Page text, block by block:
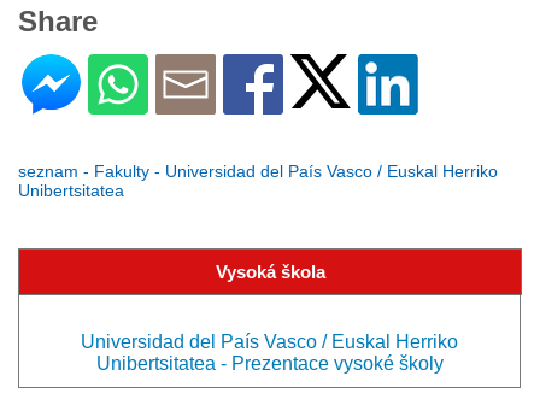
Share
seznam - Fakulty - Universidad del País Vasco / Euskal Herriko
Unibertsitatea
Vysoká škola
Universidad del País Vasco / Euskal Herriko
Unibertsitatea - Prezentace vysoké školy